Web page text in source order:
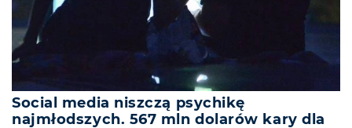
Social media niszczą psychikę
najmłodszych. 567 mln dolarów kary dla